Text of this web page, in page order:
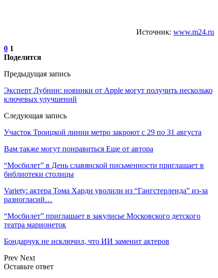
Источник: www.m24.ru
0 1
Поделится
Предыдущая запись
Эксперт Лубнин: новинки от Apple могут получить несколько
ключевых улучшений
Следующая запись
Участок Троицкой линии метро закроют с 29 по 31 августа
Вам также могут понравиться Еще от автора
“Мосбилет” в День славянской письменности приглашает в
библиотеки столицы
Variety: актера Тома Харди уволили из “Гангстерленда” из-за
разногласий…
“Мосбилет” приглашает в закулисье Московского детского
театра марионеток
Бондарчук не исключил, что ИИ заменит актеров
Prev Next
Оставьте ответ